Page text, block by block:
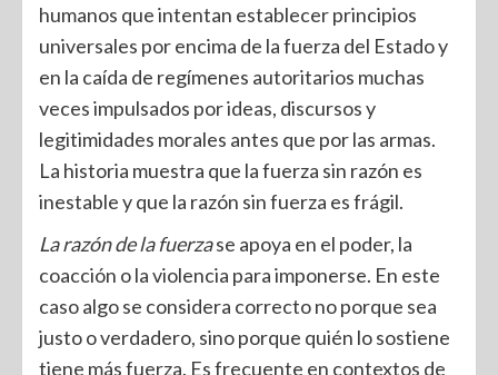
humanos que intentan establecer principios
universales por encima de la fuerza del Estado y
en la caída de regímenes autoritarios muchas
veces impulsados por ideas, discursos y
legitimidades morales antes que por las armas.
La historia muestra que la fuerza sin razón es
inestable y que la razón sin fuerza es frágil.
La razón de la fuerzase apoya en el poder, la
coacción o la violencia para imponerse. En este
caso algo se considera correcto no porque sea
justo o verdadero, sino porque quién lo sostiene
tiene más fuerza. Es frecuente en contextos de